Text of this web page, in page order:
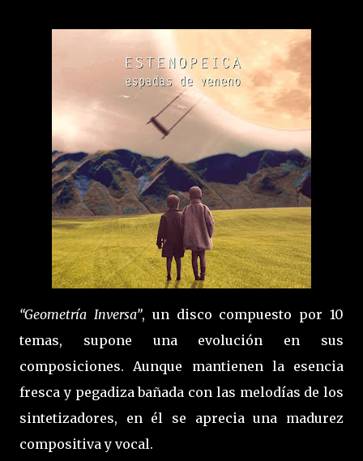
“Geometría Inversa”, un disco compuesto por 10
temas, supone una evolución en sus
composiciones. Aunque mantienen la esencia
fresca y pegadiza bañada con las melodías de los
sintetizadores, en él se aprecia una madurez
compositiva y vocal.